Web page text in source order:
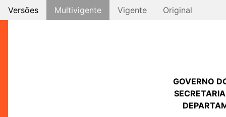
Versões Multivigente Vigente Original
GOVERNO